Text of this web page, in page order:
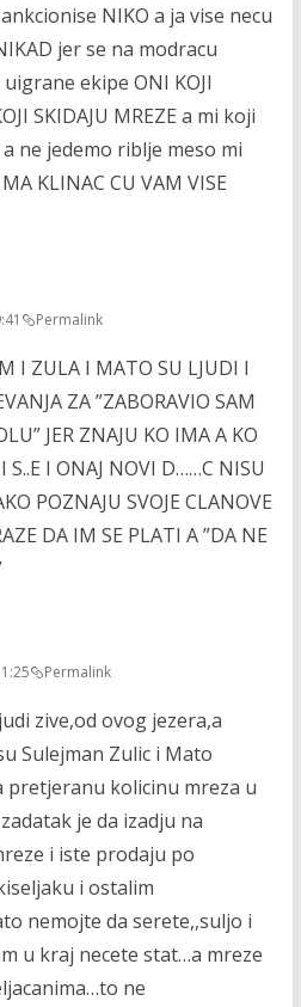
NIKO a ja vise necu
jer se na modracu
ekipe ONI KOJI
SKIDAJU MREZE a mi koji
ne jedemo riblje meso mi
KLINAC CU VAM VISE
Permalink
I ZULA I MATO SU LJUDI I
ZA ”ZABORAVIO SAM
JER ZNAJU KO IMA A KO
S..E I ONAJ NOVI D……C NISU
POZNAJU SVOJE CLANOVE
DA IM SE PLATI A ”DA NE
Permalink
zive,od ovog jezera,a
Sulejman Zulic i Mato
pretjeranu kolicinu mreza u
je da izadju na
i iste prodaju po
i ostalim
nemojte da serete,,suljo i
u kraj necete stat…a mreze
ne